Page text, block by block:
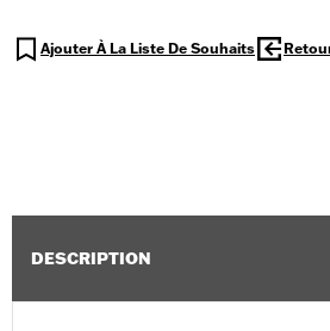
Ajouter À La Liste De Souhaits
DESCRIPTION